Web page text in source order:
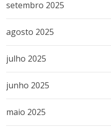
setembro 2025
agosto 2025
julho 2025
junho 2025
maio 2025